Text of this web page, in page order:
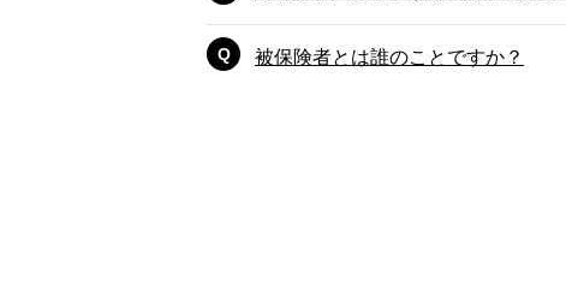
被保険者とは誰のことですか？